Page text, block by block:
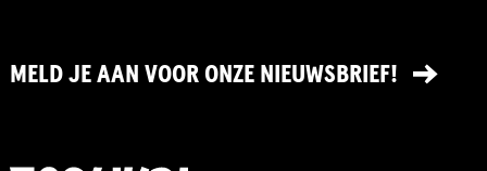
MELD JE AAN VOOR ONZE NIEUWSBRIEF!